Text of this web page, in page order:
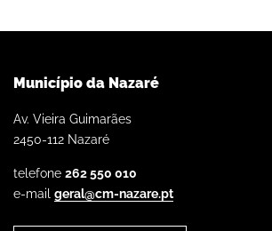
Município da Nazaré
Av. Vieira Guimarães
2450-112 Nazaré
telefone 262 550 010
e-mail geral@cm-nazare.pt